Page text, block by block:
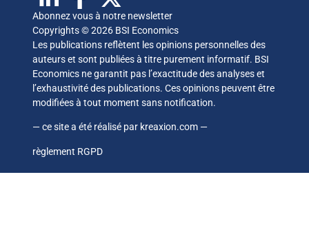
Abonnez vous à notre newsletter
Copyrights © 2026 BSI Economics
Les publications reflètent les opinions personnelles des
auteurs et sont publiées à titre purement informatif. BSI
Economics ne garantit pas l’exactitude des analyses et
l’exhaustivité des publications. Ces opinions peuvent être
modifiées à tout moment sans notification.
— ce site a été réalisé par kreaxion.com —
règlement RGPD